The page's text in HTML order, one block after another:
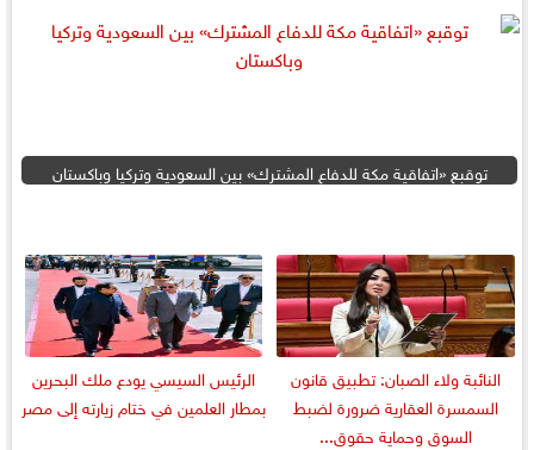
توقبع «اتفاقية مكة للدفاع المشترك» بين السعودية وتركيا وباكستان
النائبة ولاء الصبان: تطبيق قانون
السمسرة العقارية ضرورة لضبط
السوق وحماية حقوق...
الرئيس السيسي يودع ملك البحرين
بمطار العلمين في ختام زيارته إلى مصر